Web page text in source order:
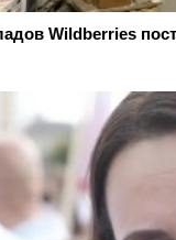
Wildberries